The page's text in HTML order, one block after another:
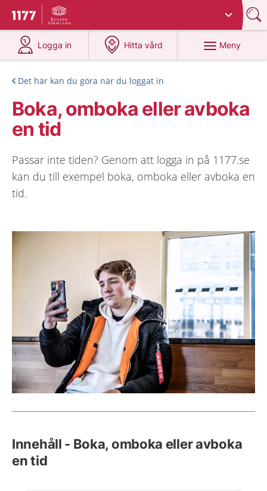
Till startsidan för 1177
Du har valt region
Logga in
på 1177.se
Hitta vård
på 1177.se
Meny
Det här kan du göra när du loggat in
Boka, omboka eller avboka
en tid
Passar inte tiden? Genom att logga in på 1177.se
kan du till exempel boka, omboka eller avboka en
tid.
Innehåll - Boka, omboka eller avboka
en tid